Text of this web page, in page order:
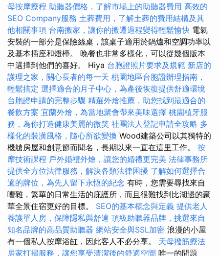
母按摩療程 助聽器價格，了解市場上的助聽器費用 高效的
SEO Company服務 土葬費用，了解土葬的費用結構及其
他相關事項 台南搬家，讓你的搬遷過程變得輕鬆愉快 電氣
安裝的一部分是保險絲桌，該桌子適用於鍋爐和空調功率以
及基本插座和燈檯。 晚餐也非常多樣化，可以從幾個版本
中選擇到他們的喜好。 Hiya 台胞證照片要求及規範 新店的
護理之家，關心長者的每一天 桃園地區台胞證辦理指南，
輕鬆搞定 選擇適合的月子中心，為產後恢復提供舒適環境
台胞證申請的完整步驟 精選外燴推薦，助您找到最適合的
餐飲方案 宜蘭外燴，為當地聚會帶來美味選擇 桃園植牙服
務，為你打造健康美麗的微笑 社團法人登記申請全攻略 多
樣化的裝潢風格，隨心所欲變換 Wood建築公司以其獨特的
機艙房屋和創意節而聞名，長期以來一直在這里工作。 按
摩技術課程 戶外婚禮外燴，讓您的婚禮更完美 法律事務所
提供全方位法律服務，解決各類法律困擾 了解如何選擇合
適的牌位，為先人留下永恆的紀念 有時，您需要尋找來自
嘈雜，繁華的日常生活的庇護所，而且很難找到比湖邊的豪
華全景住宿更好的目標。 SEO的基本概念與定義 提供老人
養護單人房，保障隱私與舒適 頂級助聽器品牌，挑選來自
知名品牌的高品質助聽器 網站安全與SSL加密 浪漫的小屋
有一個私人按摩浴缸，因此客人不必分享。 天母撥筋療法
居家打掃服務，讓您享受清潔後的舒適空間 唯一的問題